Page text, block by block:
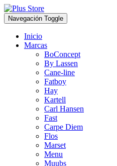
Navegación Toggle
Inicio
Marcas
BoConcept
By Lassen
Cane-line
Fatboy
Hay
Kartell
Carl Hansen
Fast
Carpe Diem
Flos
Marset
Menu
Muubs